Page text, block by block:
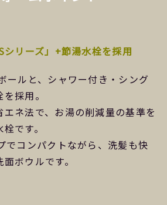
シリーズ」+節湯水栓を採用
ールと、シャワー付き・シング
採用。
ネ法で、お湯の削減量の基準を
です。
でコンパクトながら、洗髪も快
ボウルです。